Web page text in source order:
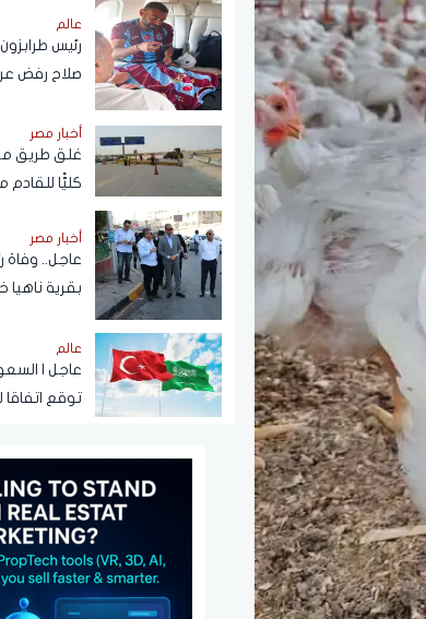
عالم
رئيس
أخبار مصر
غلق طريق
كليًّا للقادم
أخبار مصر
عاجل.. وفاة
بقرية ناهيا
عالم
عاجل |
توقع